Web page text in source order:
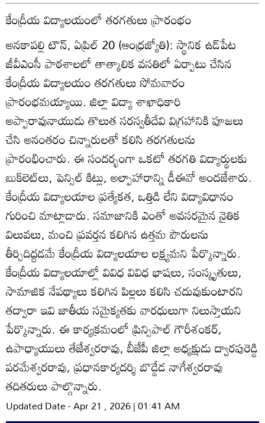
కేంద్రీయ విద్యాలయంలో తరగతులు ప్రారంభం
అనకాపల్లి టౌన్‌, ఏప్రిల్‌ 20 (ఆంధ్రజ్యోతి): స్థానిక ఉడ్‌పేట
జీవీఎంసీ పాఠశాలలో తాత్కాలిక వసతిలో ఏర్పాటు చేసిన
కేంద్రీయ విద్యాలయం తరగతులు సోమవారం
ప్రారంభమయ్యాయి. జిల్లా విద్యా శాఖాధికారి
అప్పారావునాయుడు తొలుత సరస్వతీదేవి విగ్రహానికి పూజలు
చేసి అనంతరం చిన్నారులతో కలిసి తరగతులను
ప్రారంభించారు. ఈ సందర్భంగా ఒకటో తరగతి విద్యార్థులకు
బుక్‌లెట్‌లు, పెన్సిల్‌ కిట్లు, అల్పాహారాన్ని డీఈవో అందజేశారు.
కేంద్రీయ విద్యాలయాల ప్రత్యేకత, ఒత్తిడి లేని విద్యావిధానం
గురించి మాట్లాడారు. సమాజానికి ఎంతో అవసరమైన నైతిక
విలువలు, మంచి ప్రవర్తన కలిగిన ఉత్తమ పౌరులను
తీర్చిదిద్దడమే కేంద్రీయ విద్యాలయాల లక్ష్యమని పేర్కొన్నారు.
కేంద్రీయ విద్యాలయాల్లో వివిధ వివిధ భాషలు, సంస్కృతులు,
సామాజిక నేపథ్యాలు కలిగిన పిల్లలు కలిసి చదువుకుంటారని
తద్వారా ఇవి జాతీయ సమైక్యతకు వారధులుగా నిలుస్తాయని
పేర్కొన్నారు. ఈ కార్యక్రమంలో ప్రిన్సిపాల్‌ గౌరీశంకర్‌,
ఉపాధ్యాయులు తేజేశ్వరరావు, బీజేపీ జిల్లా అధ్యక్షుడు ద్వారపురెడ్డి
పరమేశ్వరరావు, ప్రధానకార్యదర్శి బొడ్డేడ నాగేశ్వరరావు
తదితరులు పాల్గొన్నారు.
Updated Date - Apr 21 , 2026 | 01:41 AM